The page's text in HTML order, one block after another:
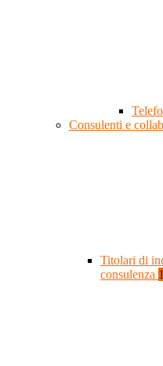
Consulenti e
Titolari di
consulenza